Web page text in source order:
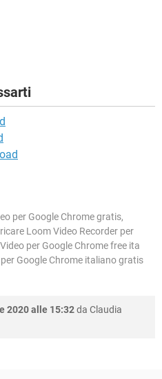
per Google Chrome gratis,
Loom Video Recorder per
per Google Chrome free ita
Google Chrome italiano gratis
2020 alle 15:32da Claudia